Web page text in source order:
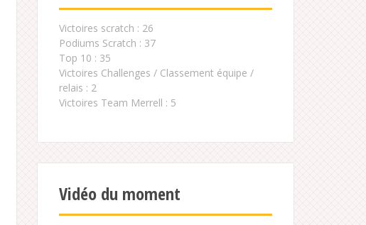
Victoires scratch : 26
Podiums Scratch : 37
Top 10 : 35
Victoires Challenges / Classement équipe /
relais : 2
Victoires Team Merrell : 5
Vidéo du moment